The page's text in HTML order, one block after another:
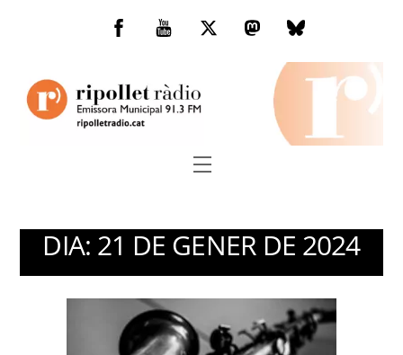
Facebook
You
TwitterMastodonBluesky
Menu
DIA: 21 DE GENER DE 2024